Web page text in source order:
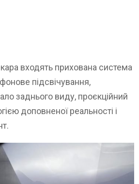
входять прихована система
підсвічування,
заднього виду, проєкційний
доповненої реальності і